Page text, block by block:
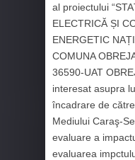
al proiectului
ELECTRICĂ ȘI
ENERGETIC
COMUNA
36590-UAT
interesat asupra
încadrare de
Mediului Caraş-
evaluare a
evaluarea